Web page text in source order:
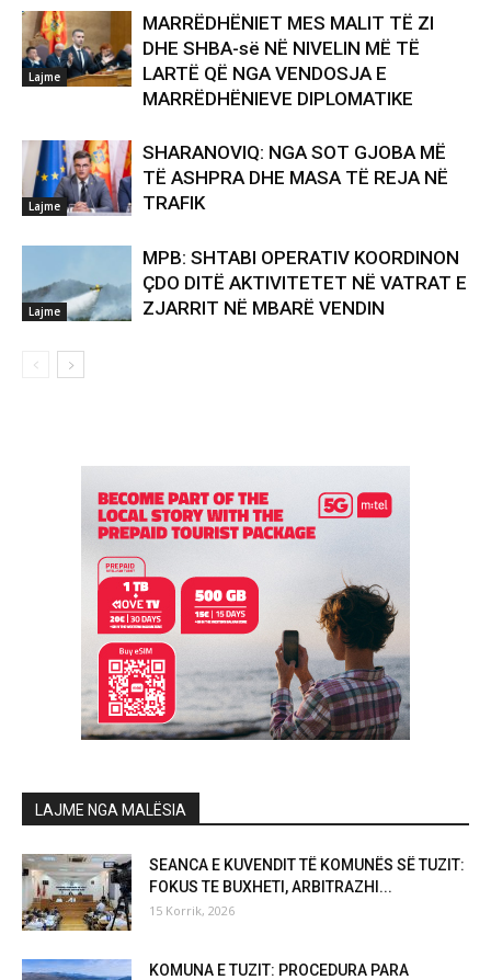
Lajme
MARRËDHËNIET MES MALIT TË ZI
DHE SHBA-së NË NIVELIN MË TË
LARTË QË NGA VENDOSJA E
MARRËDHËNIEVE DIPLOMATIKE
Lajme
SHARANOVIQ: NGA SOT GJOBA MË
TË ASHPRA DHE MASA TË REJA NË
TRAFIK
Lajme
MPB: SHTABI OPERATIV KOORDINON
ÇDO DITË AKTIVITETET NË VATRAT E
ZJARRIT NË MBARË VENDIN
LAJME NGA MALËSIA
SEANCA E KUVENDIT TË KOMUNËS SË TUZIT:
FOKUS TE BUXHETI, ARBITRAZHI...
15 Korrik, 2026
KOMUNA E TUZIT: PROCEDURA PARA